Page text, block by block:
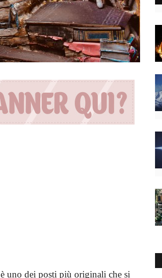
uno dei posti più originali che si